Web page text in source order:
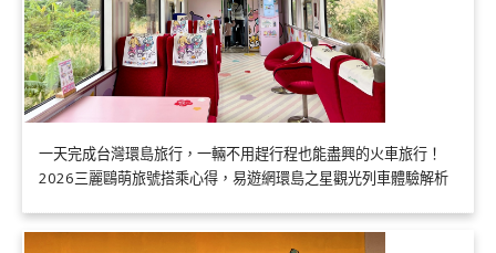
一天完成台灣環島旅行，一輛不用趕行程也能盡興的火車旅行！
2026三麗鷗萌旅號搭乘心得，易遊網環島之星觀光列車體驗解析